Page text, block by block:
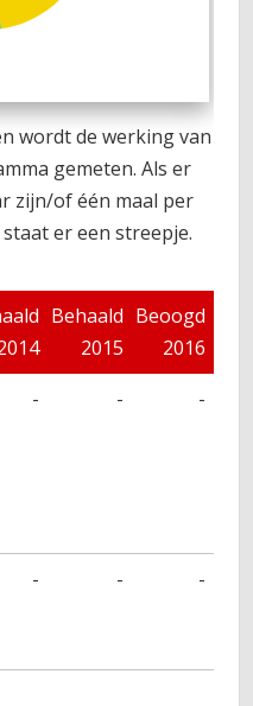
wordt de werking van
gemeten. Als er
zijn/of één maal per
er een streepje.
Behaald
2015
Beoogd
2016
- - -
- - -